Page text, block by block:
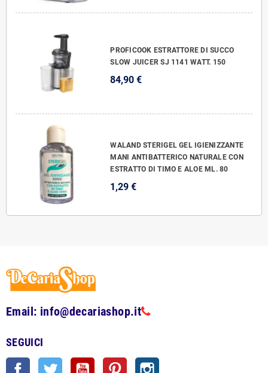
PROFICOOK ESTRATTORE DI SUCCO
SLOW JUICER SJ 1141 WATT. 150
84,90 €
WALAND STERIGEL GEL IGIENIZZANTE
MANI ANTIBATTERICO NATURALE CON
ESTRATTO DI TIMO E ALOE ML. 80
1,29 €
Email: info@decariashop.it
SEGUICI
Facebook Twitter YouTube Pinterest